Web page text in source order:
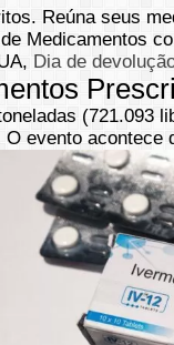
Reúna seus
Medicamentos
Dia de
(721.093
evento